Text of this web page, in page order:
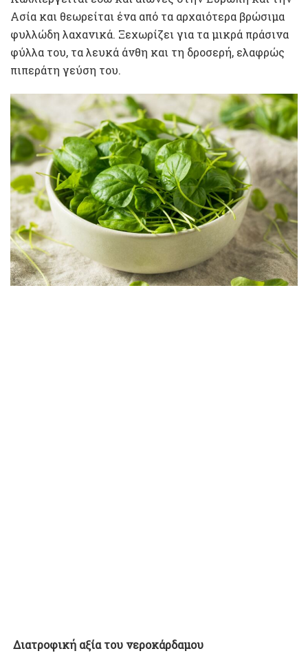
Ασία και θεωρείται ένα από τα αρχαιότερα βρώσιμα
φυλλώδη λαχανικά. Ξεχωρίζει για τα μικρά πράσινα
φύλλα του, τα λευκά άνθη και τη δροσερή, ελαφρώς
πιπεράτη γεύση του.
Διατροφική αξία του νεροκάρδαμου